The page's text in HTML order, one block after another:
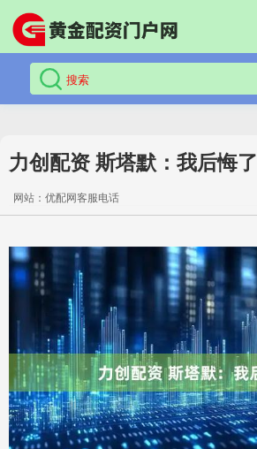
力创配资 斯塔默：我后悔了
网站：优配网客服电话